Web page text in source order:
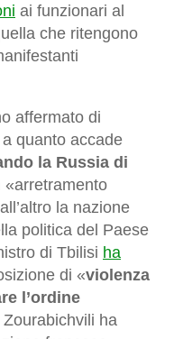
ai funzionari al
che ritengono
affermato di
quanto accade
la Russia di
«arretramento
la nazione
politica del Paese
di Tbilisi ha
di «violenza
l’ordine
ha